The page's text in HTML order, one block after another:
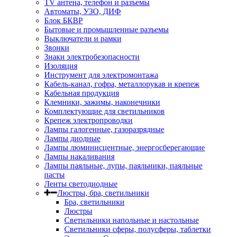
TV aнтена, телефон и разъемы
Автоматы, УЗО, ДИФ
Блок БКВР
Бытовые и промышленные разъемы
Выключатели и рамки
Звонки
Знаки электробезопасности
Изоляция
Инструмент для электромонтажа
Кабель-канал, гофра, металлорукав и крепеж
Кабельная продукция
Клемники, зажимы, наконечники
Комплектующие для светильников
Крепеж электропроводки
Лампы галогенные, газоразрядные
Лампы диодные
Лампы люминисцентные, энергосберегающие
Лампы накаливания
Лампы паяльные, лупы, паяльники, паяльные
пасты
Ленты светодиодные
Люстры, бра, светильники
Бра, светильники
Люстры
Светильники напольные и настольные
Светильники сферы, полусферы, таблетки